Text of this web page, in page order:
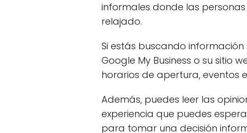
informales donde las
relajado.
Si estás buscando
Google My Business o su sitio
horarios de apertura, eventos
Además, puedes leer las
experiencia que puedes
para tomar una decisión